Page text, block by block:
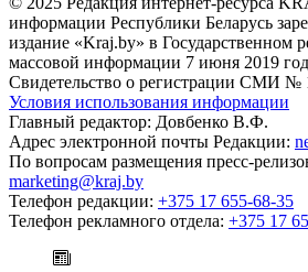
информации Республики Беларусь
издание «Kraj.by» в Государственном
массовой информации 7 июня 2019 год
Свидетельство о регистрации СМИ №
Условия использования информации
Главный редактор: Довбенко В.Ф.
Адрес электронной почты Редакции:
По вопросам размещения пресс-
marketing@kraj.by
Телефон редакции: +375 17 655-68-35
Телефон рекламного отдела: +375 17